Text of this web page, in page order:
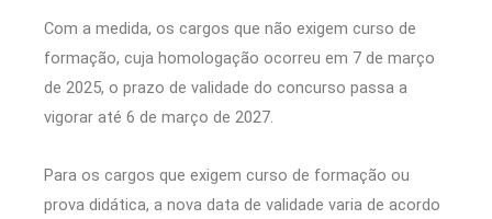
Com a medida, os cargos que não exigem curso de
formação, cuja homologação ocorreu em 7 de março
de 2025, o prazo de validade do concurso passa a
vigorar até 6 de março de 2027.
Para os cargos que exigem curso de formação ou
prova didática, a nova data de validade varia de acordo